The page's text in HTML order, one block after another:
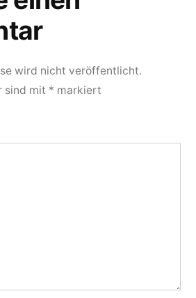
wird nicht veröffentlicht.
sind mit * markiert